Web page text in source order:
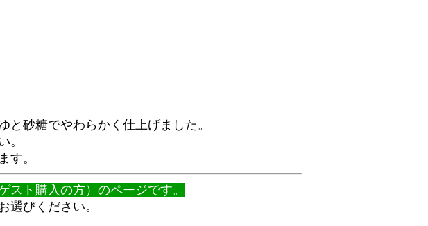
と砂糖でやわらかく仕上げました。
。
す。
スト購入の方）のページです。
選びください。